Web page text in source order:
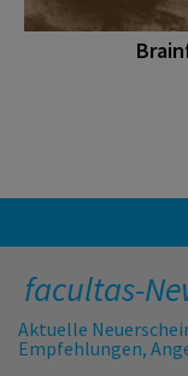
facultas-
Aktuelle
Empfehlungen,